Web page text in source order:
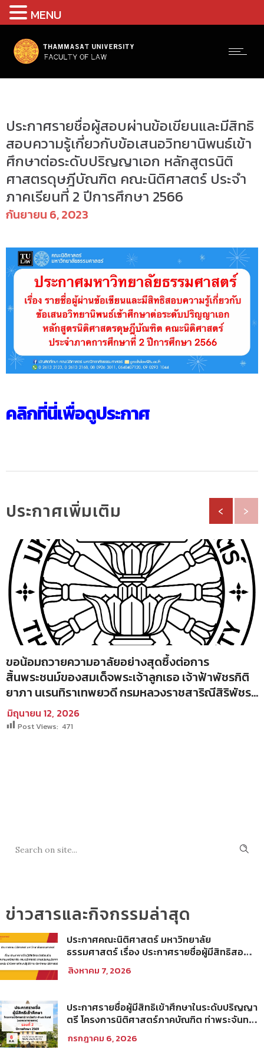
ประกาศรายชื่อผู้สอบผ่านข้อเขียนและมีสิทธิ
สอบความรู้เกี่ยวกับข้อเสนอวิทยานิพนธ์เข้า
ศึกษาต่อระดับปริญญาเอก หลักสูตรนิติ
ศาสตรดุษฎีบัณฑิต คณะนิติศาสตร์ ประจำ
ภาคเรียนที่ 2 ปีการศึกษา 2566
กันยายน 6, 2023
คลิกที่นี่เพื่อดูประกาศ
ประกาศเพิ่มเติม
ขอน้อมถวายความอาลัยอย่างสุดซึ้งต่อการ
สิ้นพระชนม์ของสมเด็จพระเจ้าลูกเธอ เจ้าฟ้าพัชรกิติ
ยาภา นเรนทิราเทพยวดี กรมหลวงราชสาริณีสิริพัชร
มหาวัชรราชธิดา
มิถุนายน 12, 2026
‹ ›
Post Views: 471
ข่าวสารและกิจกรรมล่าสุด
ประกาศคณะนิติศาสตร์ มหาวิทยาลัย
ธรรมศาสตร์ เรื่อง ประกาศรายชื่อผู้มีสิทธิสอบ
ข้อเขียนเป็น พนักงานมหาวิทยาลัย (คณะ
นิติศาสตร์) สายสนับสนุนวิชาการ ตำแหน่ง นัก
สิงหาคม 7, 2026
ประกาศรายชื่อผู้มีสิทธิเข้าศึกษาในระดับปริญญา
ตรี โครงการนิติศาสตร์ภาคบัณฑิต ท่าพระจันทร์
ศึกษา 2569 รอบที่ 2
กรกฎาคม 6, 2026
MENU